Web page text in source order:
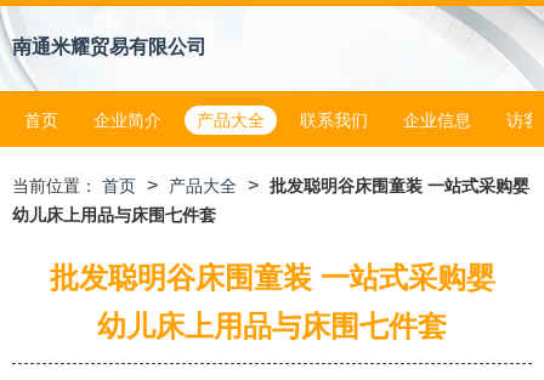
南通米耀贸易有限公司
首页 企业简介 产品大全 联系我们 企业信息 访客
当前位置： 首页 > 产品大全 > 批发聪明谷床围童装 一站式采购婴
幼儿床上用品与床围七件套
批发聪明谷床围童装 一站式采购婴
幼儿床上用品与床围七件套